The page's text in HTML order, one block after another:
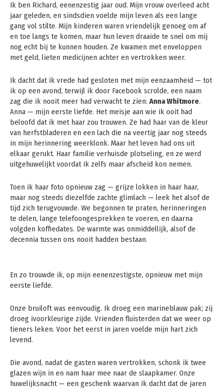
Ik ben Richard, eenenzestig jaar oud. Mijn vrouw overleed acht
jaar geleden, en sindsdien voelde mijn leven als een lange
gang vol stilte. Mijn kinderen waren vriendelijk genoeg om af
en toe langs te komen, maar hun leven draaide te snel om mij
nog echt bij te kunnen houden. Ze kwamen met enveloppen
met geld, lieten medicijnen achter en vertrokken weer.
Ik dacht dat ik vrede had gesloten met mijn eenzaamheid — tot
ik op een avond, terwijl ik door Facebook scrolde, een naam
zag die ik nooit meer had verwacht te zien: Anna Whitmore.
Anna — mijn eerste liefde. Het meisje aan wie ik ooit had
beloofd dat ik met haar zou trouwen. Ze had haar van de kleur
van herfstbladeren en een lach die na veertig jaar nog steeds
in mijn herinnering weerklonk. Maar het leven had ons uit
elkaar gerukt. Haar familie verhuisde plotseling, en ze werd
uitgehuwelijkt voordat ik zelfs maar afscheid kon nemen.
Toen ik haar foto opnieuw zag — grijze lokken in haar haar,
maar nog steeds diezelfde zachte glimlach — leek het alsof de
tijd zich terugvouwde. We begonnen te praten, herinneringen
te delen, lange telefoongesprekken te voeren, en daarna
volgden koffiedates. De warmte was onmiddellijk, alsof de
decennia tussen ons nooit hadden bestaan.
En zo trouwde ik, op mijn eenenzestigste, opnieuw met mijn
eerste liefde.
Onze bruiloft was eenvoudig. Ik droeg een marineblauw pak; zij
droeg ivoorkleurige zijde. Vrienden fluisterden dat we weer op
tieners leken. Voor het eerst in jaren voelde mijn hart zich
levend.
Die avond, nadat de gasten waren vertrokken, schonk ik twee
glazen wijn in en nam haar mee naar de slaapkamer. Onze
huwelijksnacht — een geschenk waarvan ik dacht dat de jaren